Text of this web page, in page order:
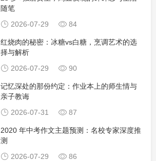
随笔
2026-07-29
84
红烧肉的秘密：冰糖vs白糖，烹调艺术的选
择与解析
2026-07-29
90
记忆深处的那份约定：作业本上的师生情与
亲子教诲
2026-07-31
87
2020 年中考作文主题预测：名校专家深度推
测
2026-07-29
86